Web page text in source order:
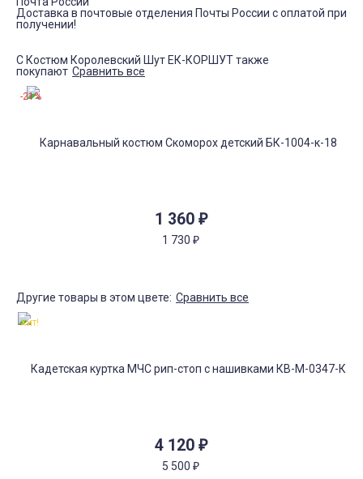
Доставка в почтовые отделения Почты России с оплатой при
получении!
С Костюм Королевский Шут ЕК-КОРШУТ также
покупают Сравнить все
1 360 ₽
1 730 ₽
-21%
Другие товары в этом цвете: Сравнить все
4 120 ₽
5 500 ₽
Хит!